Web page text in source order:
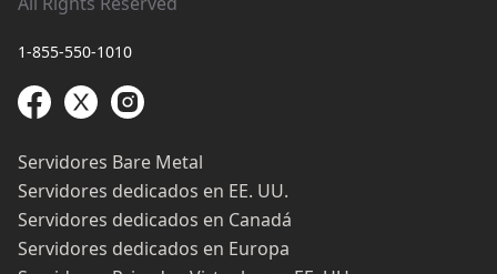
1-855-550-1010
Servidores Bare Metal
Servidores dedicados en EE. UU.
Servidores dedicados en Canadá
Servidores dedicados en Europa